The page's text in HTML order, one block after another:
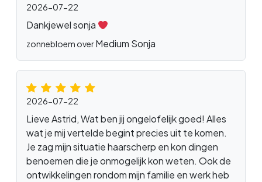
2026-07-22
Dankjewel sonja
zonnebloem overMedium Sonja
2026-07-22
Lieve Astrid, Wat ben jij ongelofelijk goed! Alles
wat je mij vertelde begint precies uit te komen.
Je zag mijn situatie haarscherp en kon dingen
benoemen die je onmogelijk kon weten. Ook de
ontwikkelingen rondom mijn familie en werk heb